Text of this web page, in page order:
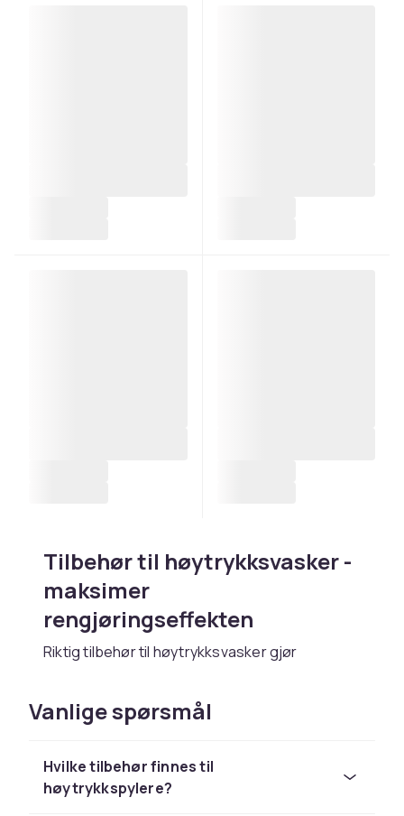
Tilbehør til høytrykksvasker -
maksimer
rengjøringseffekten
Riktig tilbehør til høytrykksvasker gjør
Overflaterengjøringen er det mest
terrassefliser. En sandblåsningssett fjerner
gammel maling og rust. Saperanden tilsetter
Vanlige spørsmål
Hvilke tilbehør finnes til
høytrykkspylere?